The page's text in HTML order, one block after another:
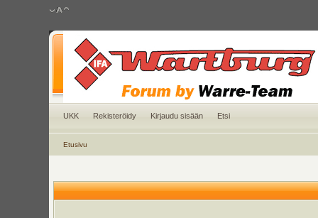
UKK Rekisteröidy Kirjaudu sisään Etsi
Etusivu